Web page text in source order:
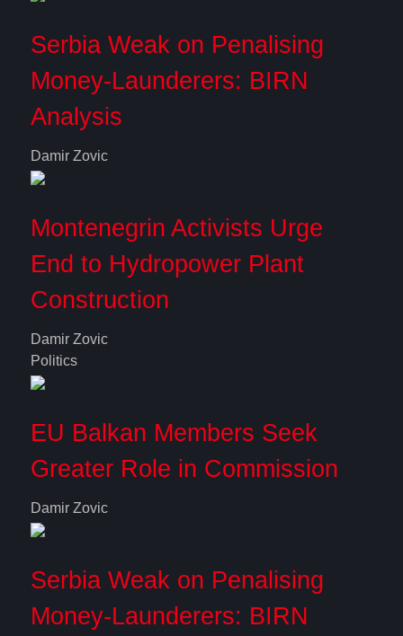
Serbia Weak on Penalising
Money-Launderers: BIRN
Analysis
Damir Zovic
Montenegrin Activists Urge
End to Hydropower Plant
Construction
Damir Zovic
Politics
EU Balkan Members Seek
Greater Role in Commission
Damir Zovic
Serbia Weak on Penalising
Money-Launderers: BIRN